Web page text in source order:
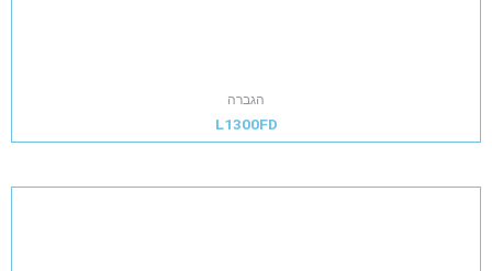
הגברה
L1300FD